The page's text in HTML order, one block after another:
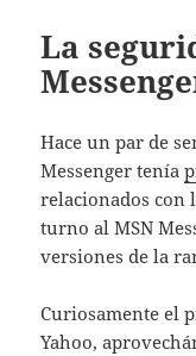
La
Hace un par de
Messenger tenía
relacionados con
turno al MSN
versiones de la
Curiosamente el
Yahoo,